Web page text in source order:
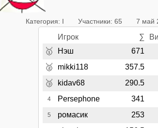
Категория: I Участники: 65 7 май
Игрок ∑
🥇 Нэш 671
🥈 mikki118 357.5
🥉 kidav68 290.5
4 Persephone 341
5 ромасик 253